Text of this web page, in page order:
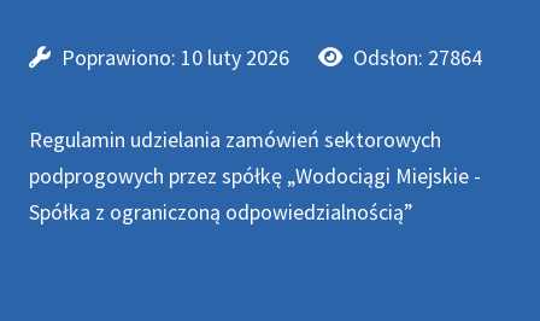
Poprawiono: 10 luty 2026 Odsłon: 27864
Regulamin udzielania zamówień sektorowych
podprogowych przez spółkę „Wodociągi Miejskie -
Spółka z ograniczoną odpowiedzialnością”